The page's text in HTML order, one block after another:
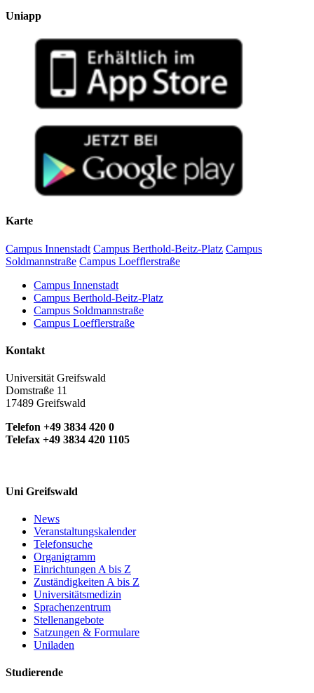
Uniapp
Karte
Campus Innenstadt Campus Berthold-Beitz-Platz Campus
Soldmannstraße Campus Loefflerstraße
Campus Innenstadt
Campus Berthold-Beitz-Platz
Campus Soldmannstraße
Campus Loefflerstraße
Kontakt
Universität Greifswald
Domstraße 11
17489 Greifswald
Telefon +49 3834 420 0
Telefax +49 3834 420 1105
Uni Greifswald
News
Veranstaltungskalender
Telefonsuche
Organigramm
Einrichtungen A bis Z
Zuständigkeiten A bis Z
Universitätsmedizin
Sprachenzentrum
Stellenangebote
Satzungen & Formulare
Uniladen
Studierende